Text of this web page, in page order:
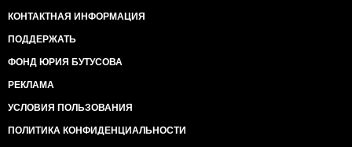
КОНТАКТНАЯ ИНФОРМАЦИЯ
ПОДДЕРЖАТЬ
ФОНД ЮРИЯ БУТУСОВА
РЕКЛАМА
УСЛОВИЯ ПОЛЬЗОВАНИЯ
ПОЛИТИКА КОНФИДЕНЦИАЛЬНОСТИ